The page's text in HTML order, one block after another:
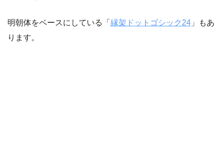
明朝体をベースにしている「 縁架ドットゴシック24 」もあ
ります。